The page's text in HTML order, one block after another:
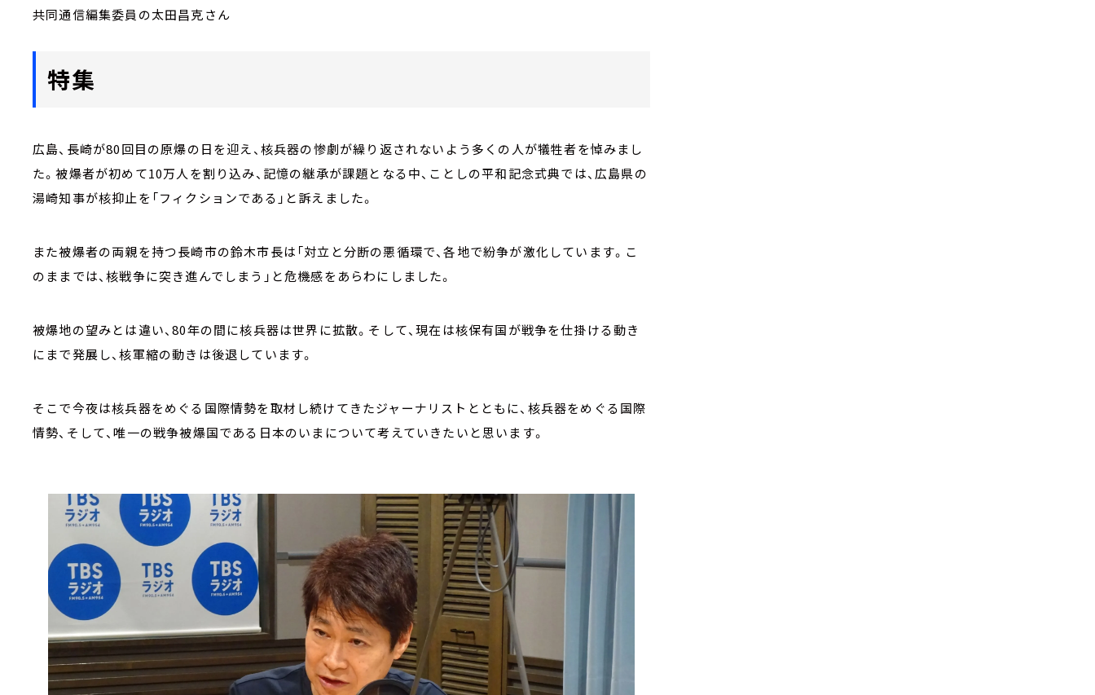
共同通信編集委員の太田昌克さん
特集
広島、長崎が80回目の原爆の日を迎え、核兵器の惨劇が繰り返されないよう多くの人が犠牲者を悼みまし
た。被爆者が初めて10万人を割り込み、記憶の継承が課題となる中、ことしの平和記念式典では、広島県の
湯崎知事が核抑止を「フィクションである」と訴えました。
また被爆者の両親を持つ長崎市の鈴木市長は「対立と分断の悪循環で、各地で紛争が激化しています。こ
のままでは、核戦争に突き進んでしまう」と危機感をあらわにしました。
被爆地の望みとは違い、80年の間に核兵器は世界に拡散。そして、現在は核保有国が戦争を仕掛ける動き
にまで発展し、核軍縮の動きは後退しています。
そこで今夜は核兵器をめぐる国際情勢を取材し続けてきたジャーナリストとともに、核兵器をめぐる国際
情勢、そして、唯一の戦争被爆国である日本のいまについて考えていきたいと思います。